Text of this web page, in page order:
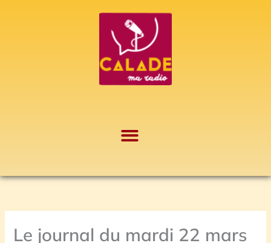
Le journal du mardi 22 mars